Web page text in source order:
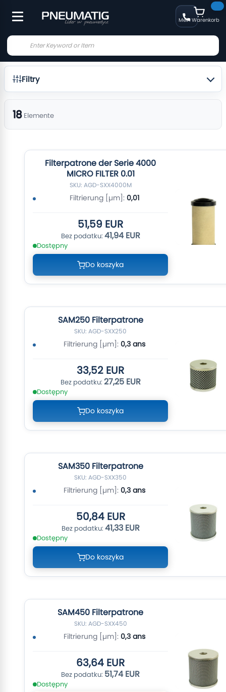
Mein Warenkorb
Filtry
18 Elemente
Filterpatrone der Serie 4000
MICRO FILTER 0.01
SKU: AGD-SXX4000M
Filtrierung [µm]: 0,01
51,59 EUR
41,94 EUR
Dostępny
Do koszyka
SAM250 Filterpatrone
SKU: AGD-SXX250
Filtrierung [µm]: 0,3 ans
33,52 EUR
27,25 EUR
Dostępny
Do koszyka
SAM350 Filterpatrone
SKU: AGD-SXX350
Filtrierung [µm]: 0,3 ans
50,84 EUR
41,33 EUR
Dostępny
Do koszyka
SAM450 Filterpatrone
SKU: AGD-SXX450
Filtrierung [µm]: 0,3 ans
63,64 EUR
51,74 EUR
Dostępny